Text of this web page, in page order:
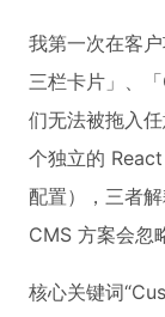
我第一次在客
三栏卡片」、
们无法被拖入
个独立的
配置），三者
CMS 方案会忽
核心关键词